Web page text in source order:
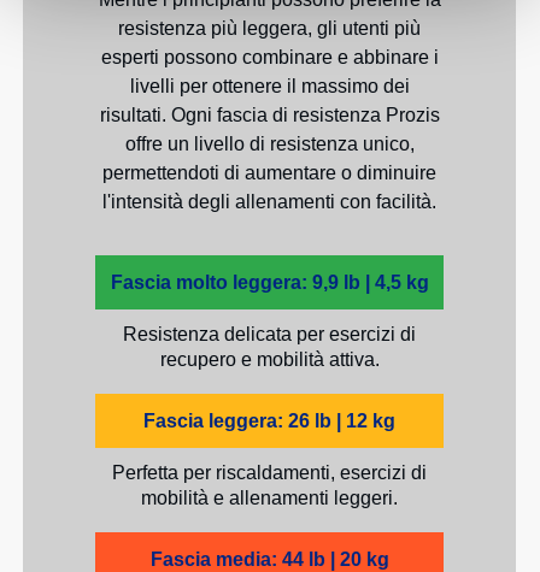
resistenza più leggera, gli utenti più
esperti possono combinare e abbinare i
livelli per ottenere il massimo dei
risultati. Ogni fascia di resistenza Prozis
offre un livello di resistenza unico,
permettendoti di aumentare o diminuire
l'intensità degli allenamenti con facilità.
Fascia molto leggera: 9,9 lb | 4,5 kg
Resistenza delicata per esercizi di
recupero e mobilità attiva.
Fascia leggera: 26 lb | 12 kg
Perfetta per riscaldamenti, esercizi di
mobilità e allenamenti leggeri.
Fascia media: 44 lb | 20 kg